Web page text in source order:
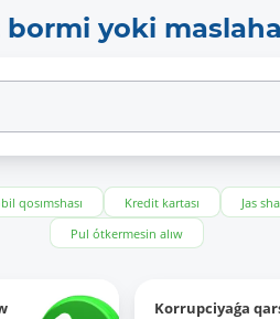
bormi yoki
qosımshası Kredit kartası Jas
Pul ótkermesin alıw
Korrupciyaǵa